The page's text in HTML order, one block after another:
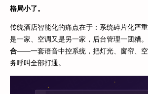
格局小了。
传统酒店智能化的痛点在于：系统碎片化严
是一家、空调又是另一家，后台管理一团糟
合——一套语音中控系统，把灯光、窗帘、
务呼叫全部打通。